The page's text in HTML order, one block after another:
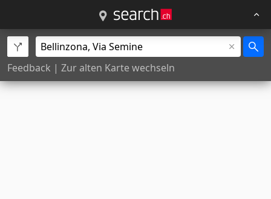
Feedback | Zur alten Karte wechseln